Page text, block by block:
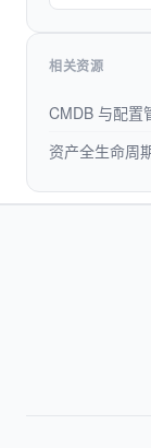
相关资源
CMDB 与配置
资产全生命周